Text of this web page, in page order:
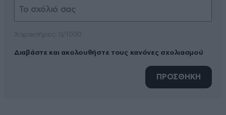
Διαβάστε και ακολουθήστε τους κανόνες σχολιασμού
ΠΡΟΣΘΗΚΗ